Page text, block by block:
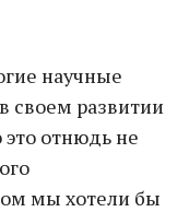
научные
своем развитии
отнюдь не
мы хотели бы